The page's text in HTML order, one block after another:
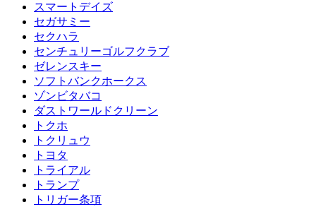
スマートデイズ
セガサミー
セクハラ
センチュリーゴルフクラブ
ゼレンスキー
ソフトバンクホークス
ゾンビタバコ
ダストワールドクリーン
トクホ
トクリュウ
トヨタ
トライアル
トランプ
トリガー条項